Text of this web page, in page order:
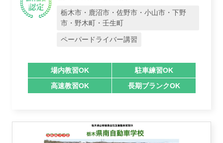
栃木市・鹿沼市・佐野市・小山市・下野
市・野木町・壬生町
ペーパードライバー講習
場内教習OK
駐車練習OK
高速教習OK
長期ブランクOK